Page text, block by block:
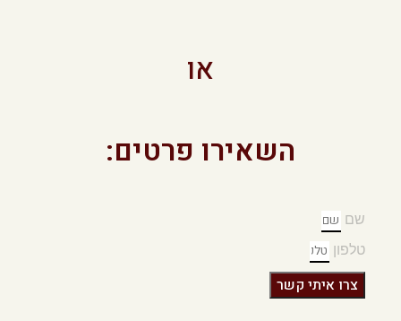
או
השאירו פרטים:
שם
טלפון
צרו איתי קשר